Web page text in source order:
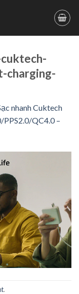
charging-
nhanh Cuktech
QC4.0 –
.